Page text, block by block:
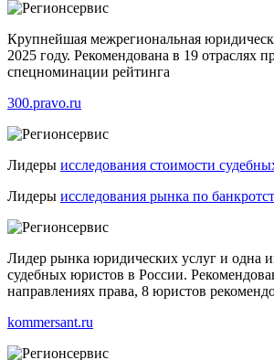
Крупнейшая межрегиональная
2025 году. Рекомендована в 19 отраслях
спецноминации рейтинга
300.pravo.ru
Лидеры исследования стоимости
Лидеры исследования рынка по
Лидер рынка юридических услуг и одна
судебных юристов в России.
направлениях права, 8 юристов
kommersant.ru